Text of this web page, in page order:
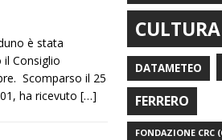
è stata
Consiglio
Scomparso il 25
ha ricevuto […]
CULTURA
DATAMETEO
FERRERO
FONDAZIONE CRC